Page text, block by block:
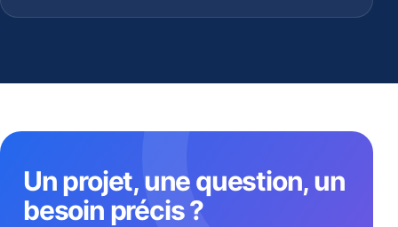
Un projet, une question, un
besoin précis ?